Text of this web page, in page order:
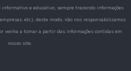
e educativo, sempre trazendo informações
etc.), deste modo, não nos responsabilizamos
venha a tomar a partir das informações contidas em
nosso site.